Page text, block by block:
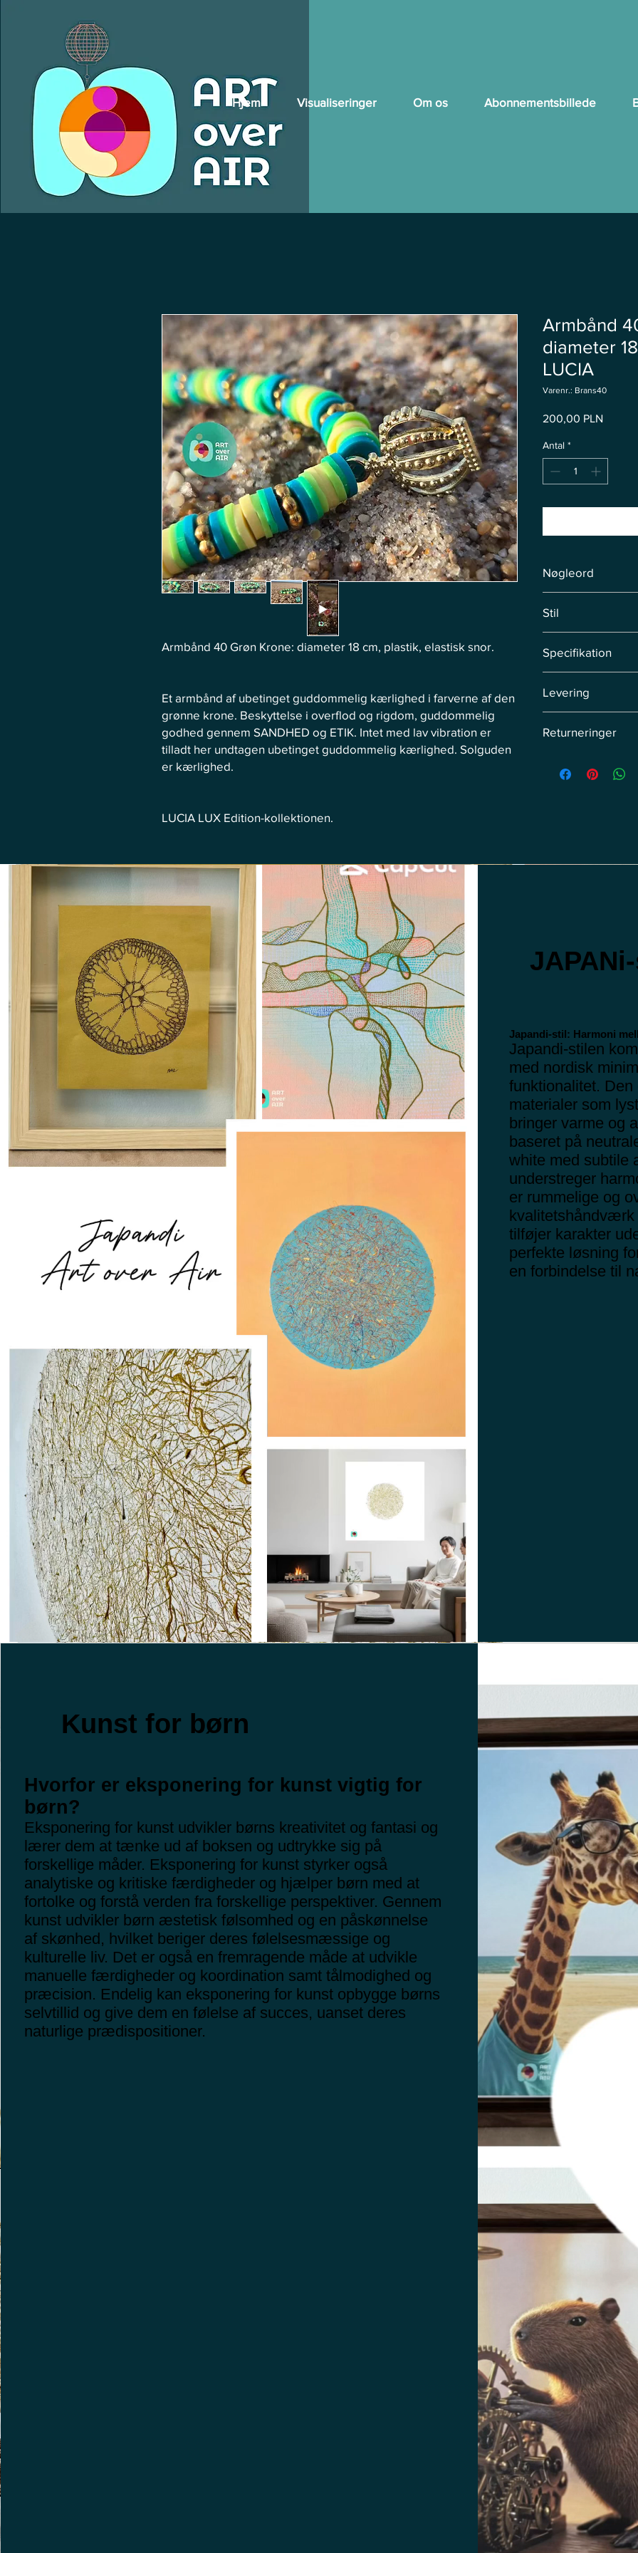
Hjem Visualiseringer Om os Abonnementsbillede
Armbånd 40 Grøn Krone: diameter 18 cm, plastik, elastisk snor.
Et armbånd af ubetinget guddommelig kærlighed i farverne af den
grønne krone. Beskyttelse i overflod og rigdom, guddommelig
godhed gennem SANDHED og ETIK. Intet med lav vibration er
tilladt her undtagen ubetinget guddommelig kærlighed. Solguden
er kærlighed.
LUCIA LUX Edition-kollektionen.
Armbånd
diameter
LUCIA
Varenr.: Brans40
200,00 PLN
Antal *
Nøgleord
Stil
Specifikation
Levering
forudbestillinger
Returneringer
14 dage efter
Japandi-stil: Harmoni
Japandi-stilen
med nordisk
funktionalitet.
materialer som
bringer varme og
baseret på
white med subtile
understreger
er rummelige og
kvalitetshåndværk
tilføjer karakter
perfekte løsning
en forbindelse til
Kunst for børn
Hvorfor er eksponering for kunst vigtig for
børn?
Eksponering for kunst udvikler børns kreativitet og fantasi og
lærer dem at tænke ud af boksen og udtrykke sig på
forskellige måder. Eksponering for kunst styrker også
analytiske og kritiske færdigheder og hjælper børn med at
fortolke og forstå verden fra forskellige perspektiver. Gennem
kunst udvikler børn æstetisk følsomhed og en påskønnelse
af skønhed, hvilket beriger deres følelsesmæssige og
kulturelle liv. Det er også en fremragende måde at udvikle
manuelle færdigheder og koordination samt tålmodighed og
præcision. Endelig kan eksponering for kunst opbygge børns
selvtillid og give dem en følelse af succes, uanset deres
naturlige prædispositioner.